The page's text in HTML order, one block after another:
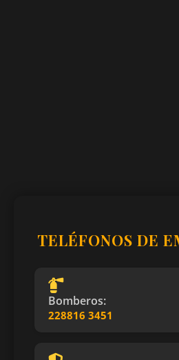
TELÉFONOS DE
Bomberos:
228816 3451